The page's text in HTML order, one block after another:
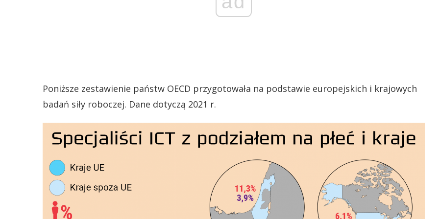
Poniższe zestawienie państw OECD przygotowała na podstawie europejskich i krajowych
badań siły roboczej. Dane dotyczą 2021 r.